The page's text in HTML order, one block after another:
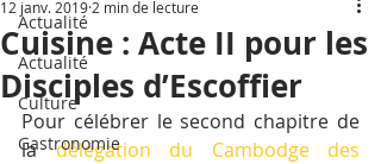
Actualité
Actualité
Culture
Gastronomie
Cuisine : Acte II pour les
Disciples d’Escoffier
12 janv. 2019 2 min de lecture
Pour célébrer le second chapitre de
la délégation du Cambodge des